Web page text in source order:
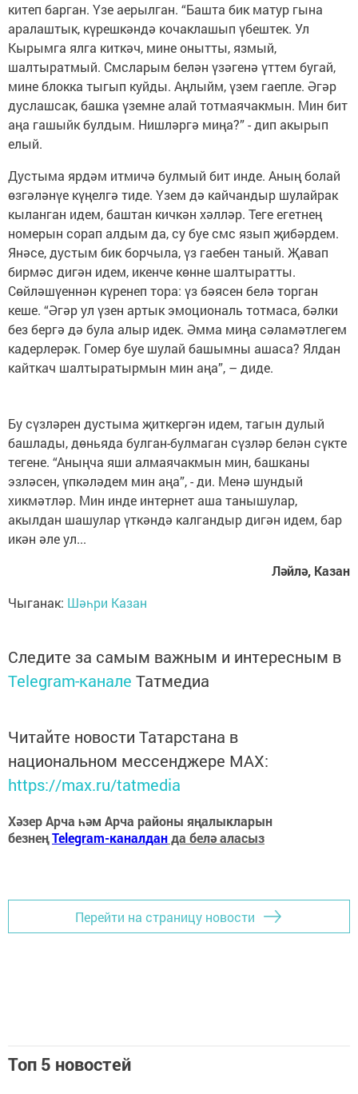
китеп барган. Үзе аерылган. “Башта бик матур гына
аралаштык, күрешкәндә кочаклашып үбештек. Ул
Кырымга ялга киткәч, мине онытты, язмый,
шалтыратмый. Смсларым белән үзәгенә үттем бугай,
мине блокка тыгып куйды. Аңлыйм, үзем гаепле. Әгәр
дуслашсак, башка үземне алай тотмаячакмын. Мин бит
аңа гашыйк булдым. Нишләргә миңа?” - дип акырып
елый.
Дустыма ярдәм итмичә булмый бит инде. Аның болай
өзгәләнүе күңелгә тиде. Үзем дә кайчандыр шулайрак
кыланган идем, баштан кичкән хәлләр. Теге егетнең
номерын сорап алдым да, су буе смс язып җибәрдем.
Янәсе, дустым бик борчыла, үз гаебен таный. Җавап
бирмәс дигән идем, икенче көнне шалтыратты.
Сөйләшүеннән күренеп тора: үз бәясен белә торган
кеше. “Әгәр ул үзен артык эмоциональ тотмаса, бәлки
без бергә дә була алыр идек. Әмма миңа сәламәтлегем
кадерлерәк. Гомер буе шулай башымны ашаса? Ялдан
кайткач шалтыратырмын мин аңа”, – диде.
Бу сүзләрен дустыма җиткергән идем, тагын дулый
башлады, дөньяда булган-булмаган сүзләр белән сүкте
тегене. “Аныңча яши алмаячакмын мин, башканы
эзләсен, үпкәләдем мин аңа”, - ди. Менә шундый
хикмәтләр. Мин инде интернет аша танышулар,
акылдан шашулар үткәндә калгандыр дигән идем, бар
икән әле ул...
Ләйлә, Казан
Чыганак: Шәһри Казан
Следите за самым важным и интересным в
Telegram-канале Татмедиа
Читайте новости Татарстана в
национальном мессенджере MАХ:
https://max.ru/tatmedia
Хәзер Арча һәм Арча районы яңалыкларын
безнеңTelegram-каналданда белә аласыз
Перейти на страницу новости
Топ 5 новостей